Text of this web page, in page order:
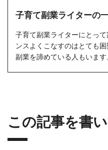
子育て副業ライターの
子育て副業ライターにとっ
ンスよくこなすのはとても
副業を諦めている人もいます
この記事を書